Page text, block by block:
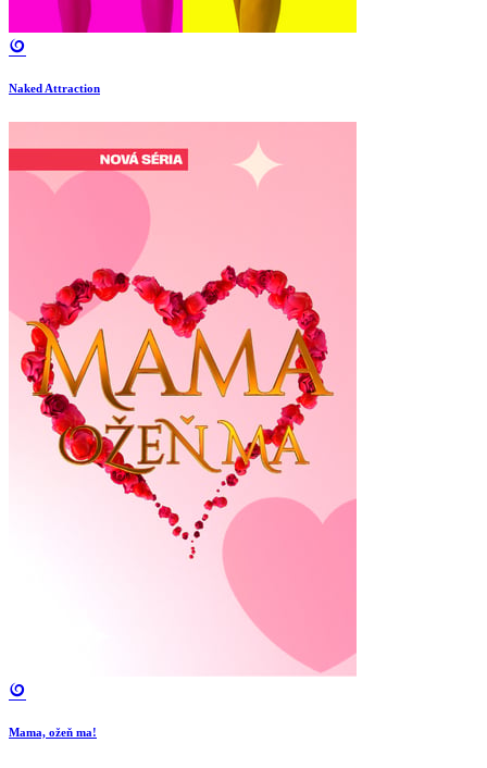
Naked Attraction
Mama, ožeň ma!